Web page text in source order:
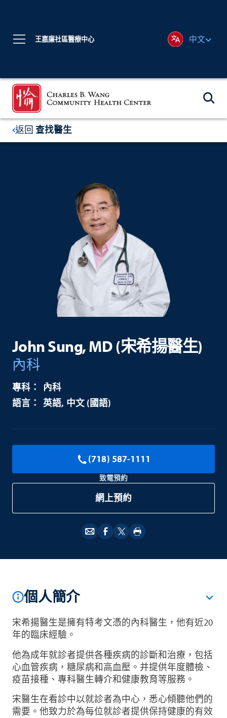
王嘉廉社區醫療中心 中文
返回 查找醫生
John Sung, MD (宋希揚醫生)
內科
內科
英語 中文 (國語)
(718) 587-1111
致電預約
網上預約
個人簡介
宋希揚醫生是擁有特考文憑的內科醫生，他有近20
年的臨床經驗。
他為成年就診者提供各種疾病的診斷和治療，包括
心血管疾病，糖尿病和高血壓。并提供年度體檢、
疫苗接種、專科醫生轉介和健康教育等服務。
宋醫生在看診中以就診者為中心，悉心傾聽他們的
需要。他致力於為每位就診者提供保持健康的有效